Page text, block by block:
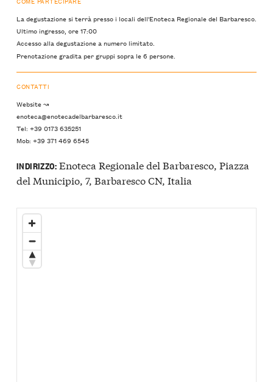
La degustazione si terrà presso i locali dell'Enoteca Regionale del Barbaresco.
Ultimo ingresso, ore 17:00
Accesso alla degustazione a numero limitato.
Prenotazione gradita per gruppi sopra le 6 persone.
CONTATTI
Website ↝
enoteca@enotecadelbarbaresco.it
Tel: +39 0173 635251
Mob: +39 371 469 6545
INDIRIZZO:Enoteca Regionale del Barbaresco, Piazza
del Municipio, 7, Barbaresco CN, Italia